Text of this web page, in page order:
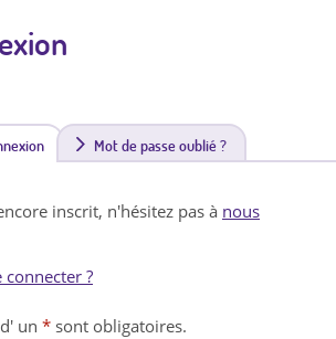
(
n
Mot de passe oublié ?
inscrit, n'hésitez pas à nous
connecter ?
un * sont obligatoires.